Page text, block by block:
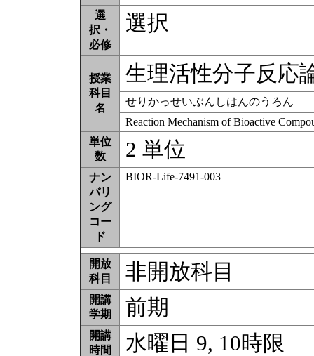
選
択・
必修
選択
授業
科目
名
生理活性分子反応
せりかっせいぶんしはんのうろん
Reaction Mechanism of Bioactive
単位
数
2 単位
ナン
バリ
ング
コー
ド
BIOR-Life-7491-003
開放
科目
非開放科目
開講
学期
前期
開講
時間
水曜日 9, 10時限